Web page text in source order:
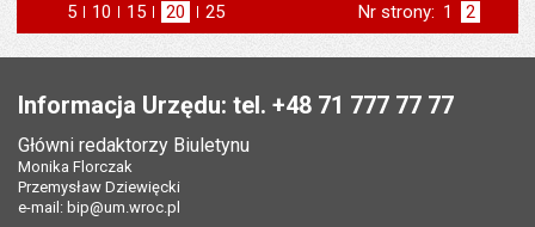
5 elementów na stronie
10 elementów
na stronie
15 elementów
na stronie
20 elementów
na stronie
25
na stronie
Nr strony: Strona
1 Strona
2
Informacja Urzędu: tel. +48 71 777 77 77
Główni redaktorzy Biuletynu
Monika Florczak
Przemysław Dziewięcki
e-mail: bip@um.wroc.pl